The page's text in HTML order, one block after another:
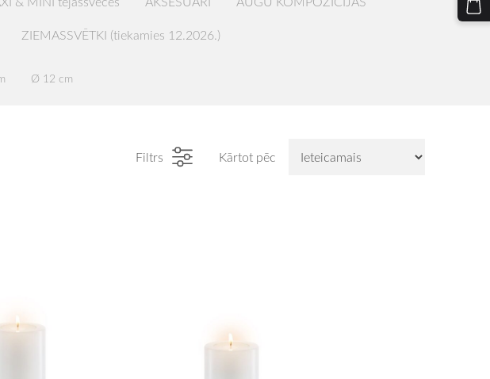
ZIEMASSVĒTKI (tiekamies 12.2026.)
Ø 12 cm
Filtrs Kārtot pēc